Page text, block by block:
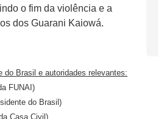
o fim da violência e a
dos Guarani Kaiowá.
do Brasil e autoridades relevantes:
FUNAI)
do Brasil)
Casa Civil)